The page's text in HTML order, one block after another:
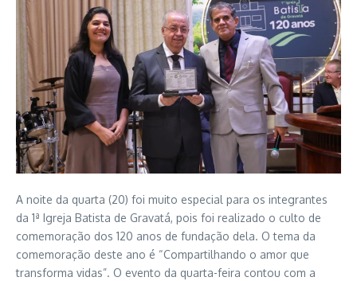
A noite da quarta (20) foi muito especial para os integrantes
da 1ª Igreja Batista de Gravatá, pois foi realizado o culto de
comemoração dos 120 anos de fundação dela. O tema da
comemoração deste ano é “Compartilhando o amor que
transforma vidas”. O evento da quarta-feira contou com a